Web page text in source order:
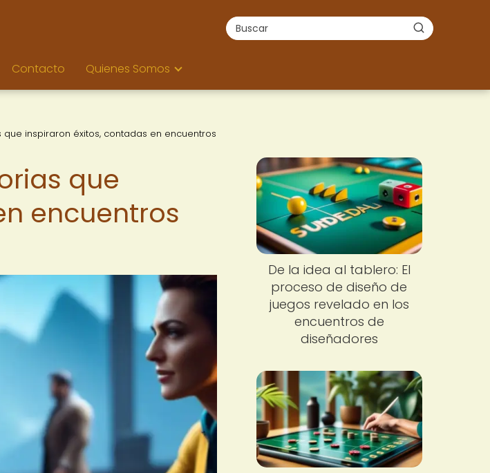
Contacto Quienes Somos
que inspiraron éxitos, contadas en encuentros
que
encuentros
De la idea al tablero: El
proceso de diseño de
juegos revelado en los
encuentros de
diseñadores